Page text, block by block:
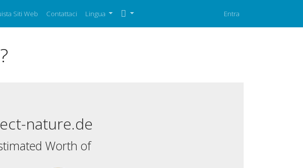
Siti Web Contattaci Lingua Entra
nature.de
Worth of